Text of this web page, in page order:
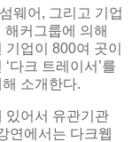
웨어, 그리고 기업
해커그룹에 의해
업이 800여 곳이
다크 트레이서’를
소개한다.
있어서 유관기관
연에서는 다크웹